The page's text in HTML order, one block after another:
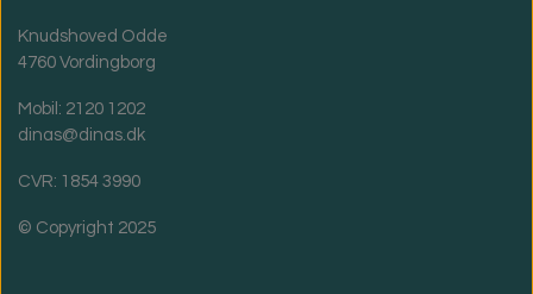
Knudshoved Odde
4760 Vordingborg
Mobil: 2120 1202
dinas@dinas.dk
CVR: 1854 3990
© Copyright 2025